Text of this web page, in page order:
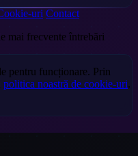
uri Contact
mai frecvente întrebări
pentru funcționare. Prin
politica noastră de cookie-uri.